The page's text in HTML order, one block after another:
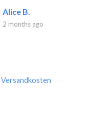
Alice B.
2 months ago
Versandkosten